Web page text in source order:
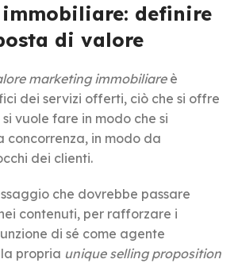
definire
di valore
marketing immobiliareè
dei servizi offerti, ciò che si offre
vuole fare in modo che si
concorrenza, in modo da
dei clienti.
che dovrebbe passare
contenuti, per rafforzare i
di sé come agente
propria unique selling proposition